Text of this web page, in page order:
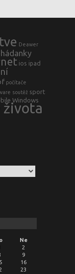
Deawer
ios ipad
počítače
soutěž sport
Windows
života
Ne
2
9
16
23